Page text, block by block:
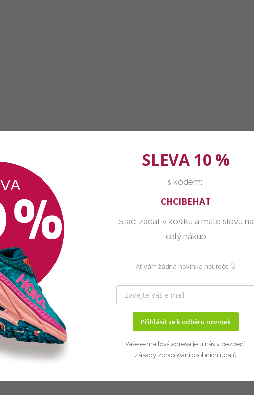
SLEVA 10 %
s kódem:
CHCIBEHAT
Stačí zadat v košíku a máte slevu na
celý nákup
Ať vám žádná novinka neuteče 👇
Přihlásit se k odběru novinek
Vaše e-mailová adresa je u nás v bezpečí.
Zásady zpracování osobních údajů